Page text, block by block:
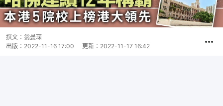
撰文： 翁曼琛
出版： 2022-11-16 17:00 更新： 2022-11-17 16:42